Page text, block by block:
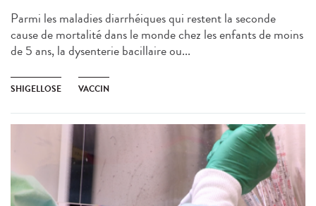
Parmi les maladies diarrhéiques qui restent la seconde
cause de mortalité dans le monde chez les enfants de moins
de 5 ans, la dysenterie bacillaire ou...
SHIGELLOSE VACCIN